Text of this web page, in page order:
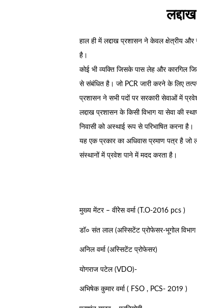
हाल ही में लद्दाख प्रशासन ने केवल क्षेत्रीय और
है।
कोई भी व्यक्ति जिसके पास लेह और कारगिल
से संबंधित है। जो PCR जारी करने के लिए
प्रशासन ने सभी पदों पर सरकारी सेवाओं में
लद्दाख प्रशासन के किसी विभाग या सेवा की
निवासी को अस्थाई रूप से परिभाषित करना है।
यह एक प्रकार का अधिवास प्रमाण पत्र है जो
संस्थानों में प्रवेश पाने में मदद करता है।
मुख्य मेंटर – वीरेेस वर्मा (T.O-2016 pcs )
डॉ० संत लाल (अस्सिटेंट प्रोफेसर-भूगोल
अनिल वर्मा (अस्सिटेंट प्रोफेसर)
योगराज पटेल (VDO)-
अभिषेक कुमार वर्मा ( FSO , PCS- 2019 )